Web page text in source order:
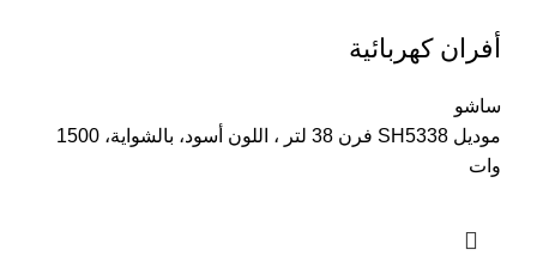
أفران كهربائية
ساشو
موديل SH5338 فرن 38 لتر ، اللون أسود، بالشواية، 1500
وات